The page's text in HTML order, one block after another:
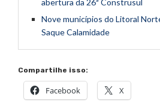
Nove municípios do Litoral
Saque Calamidade
Compartilhe isso:
Facebook X